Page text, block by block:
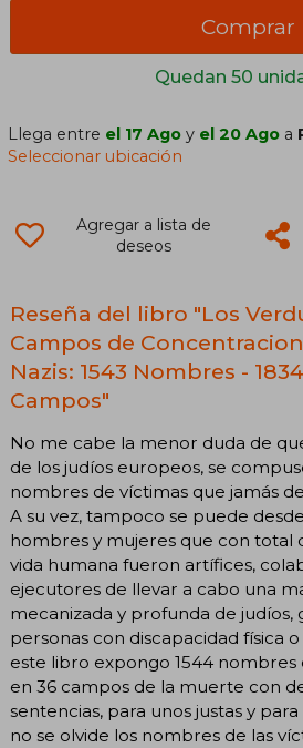
Quedan 50
Comprar
Llega entre el 17 Ago y el 20 Ago a
Seleccionar ubicación
Agregar a lista de
deseos
Reseña del libro "Los
Campos de
Nazis: 1543 Nombres -
Campos"
No me cabe la menor duda de
de los judíos europeos, se
nombres de víctimas que jamás
A su vez, tampoco se puede
hombres y mujeres que con total
vida humana fueron artífices,
ejecutores de llevar a cabo una
mecanizada y profunda de judíos,
personas con discapacidad física
este libro expongo 1544 nombres
en 36 campos de la muerte con
sentencias, para unos justas y
no se olvide los nombres de las